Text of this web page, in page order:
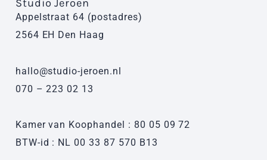
Studio Jeroen
Appelstraat 64 (postadres)
2564 EH Den Haag
hallo@studio-jeroen.nl
070 – 223 02 13
Kamer van Koophandel : 80 05 09 72
BTW-id : NL 00 33 87 570 B13